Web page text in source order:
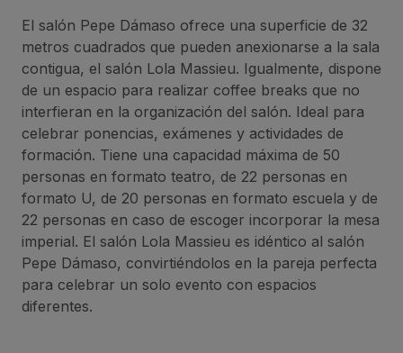
El salón Pepe Dámaso ofrece una superficie de 32
metros cuadrados que pueden anexionarse a la sala
contigua, el salón Lola Massieu. Igualmente, dispone
de un espacio para realizar coffee breaks que no
interfieran en la organización del salón. Ideal para
celebrar ponencias, exámenes y actividades de
formación. Tiene una capacidad máxima de 50
personas en formato teatro, de 22 personas en
formato U, de 20 personas en formato escuela y de
22 personas en caso de escoger incorporar la mesa
imperial. El salón Lola Massieu es idéntico al salón
Pepe Dámaso, convirtiéndolos en la pareja perfecta
para celebrar un solo evento con espacios
diferentes.